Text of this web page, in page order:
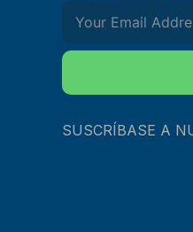
SUSCRÍBASE A